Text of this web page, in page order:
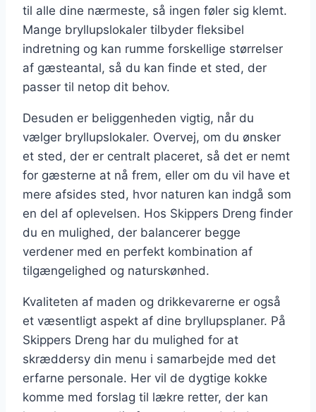
til alle dine nærmeste, så ingen føler sig klemt.
Mange bryllupslokaler tilbyder fleksibel
indretning og kan rumme forskellige størrelser
af gæsteantal, så du kan finde et sted, der
passer til netop dit behov.
Desuden er beliggenheden vigtig, når du
vælger bryllupslokaler. Overvej, om du ønsker
et sted, der er centralt placeret, så det er nemt
for gæsterne at nå frem, eller om du vil have et
mere afsides sted, hvor naturen kan indgå som
en del af oplevelsen. Hos Skippers Dreng finder
du en mulighed, der balancerer begge
verdener med en perfekt kombination af
tilgængelighed og naturskønhed.
Kvaliteten af maden og drikkevarerne er også
et væsentligt aspekt af dine bryllupsplaner. På
Skippers Dreng har du mulighed for at
skræddersy din menu i samarbejde med det
erfarne personale. Her vil de dygtige kokke
komme med forslag til lækre retter, der kan